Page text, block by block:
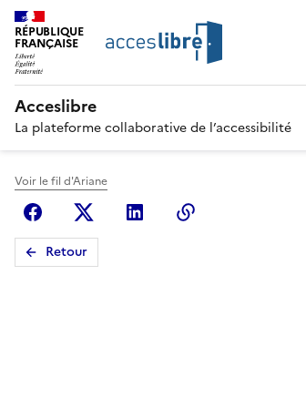
RÉPUBLIQUE
FRANÇAISE
Acceslibre
La plateforme collaborative de l’accessibilité
Voir le fil d'Ariane
FacebookX (anciennement Twitter)
Linkedin
Retour